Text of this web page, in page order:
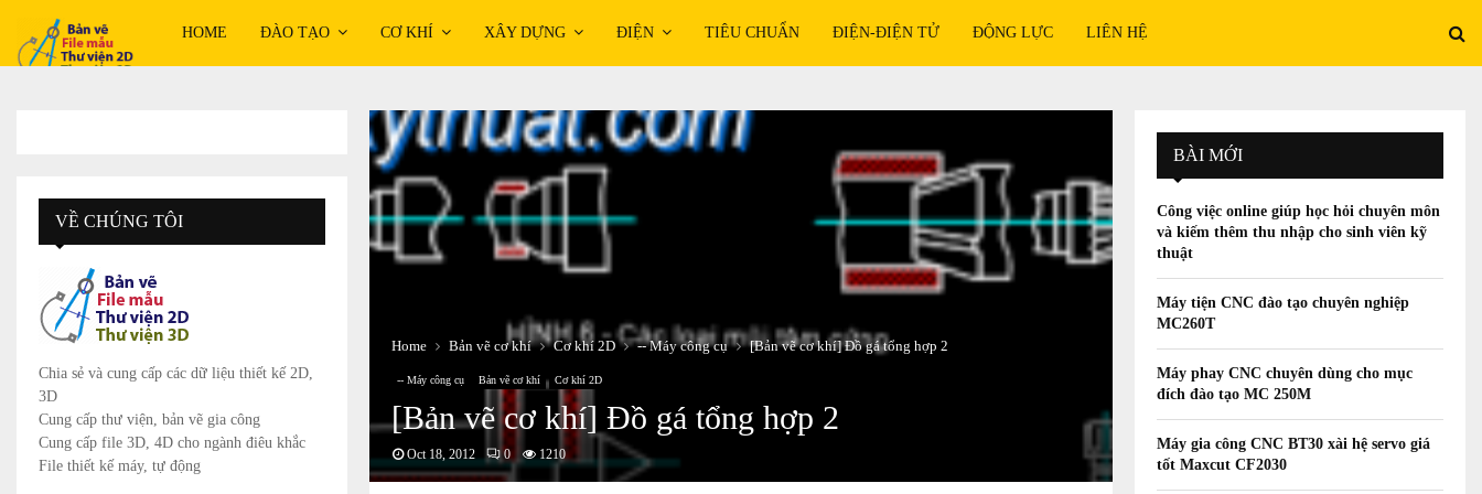
HOME ĐÀO TẠO CƠ KHÍ XÂY DỰNG ĐIỆN TIÊU CHUẨN ĐIỆN-ĐIỆN TỬ ĐỘNG LỰC LIÊN HỆ
Home Bản vẽ cơ khí Cơ khí 2D -- Máy công cụ [Bản vẽ cơ khí] Đồ gá tổng hợp 2
-- Máy công cụ Bản vẽ cơ khí Cơ khí 2D
[Bản vẽ cơ khí] Đồ gá tổng hợp 2
Oct 18, 2012 0 1210
VỀ CHÚNG TÔI
Chia sẻ và cung cấp các dữ liệu thiết kế 2D,
3D
Cung cấp thư viện, bản vẽ gia công
Cung cấp file 3D, 4D cho ngành điêu khắc
File thiết kế máy, tự động
BÀI MỚI
Công việc online giúp học hỏi chuyên môn
và kiếm thêm thu nhập cho sinh viên kỹ
thuật
Máy tiện CNC đào tạo chuyên nghiệp
MC260T
Máy phay CNC chuyên dùng cho mục
đích đào tạo MC 250M
Máy gia công CNC BT30 xài hệ servo giá
tốt Maxcut CF2030